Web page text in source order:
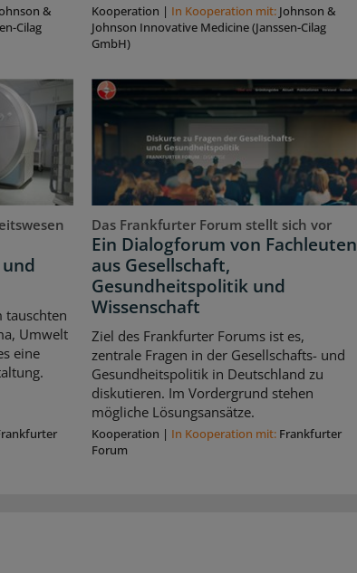
&
Cilag
Kooperation | In Kooperation mit: Johnson &
Johnson Innovative Medicine (Janssen-Cilag
GmbH)
tauschten
Umwelt
eine
Das Frankfurter Forum stellt sich vor
Ein Dialogforum von Fachleuten
aus Gesellschaft,
Gesundheitspolitik und
Wissenschaft
Ziel des Frankfurter Forums ist es,
zentrale Fragen in der Gesellschafts- und
Gesundheitspolitik in Deutschland zu
diskutieren. Im Vordergrund stehen
mögliche Lösungsansätze.
Kooperation | In Kooperation mit: Frankfurter
Forum